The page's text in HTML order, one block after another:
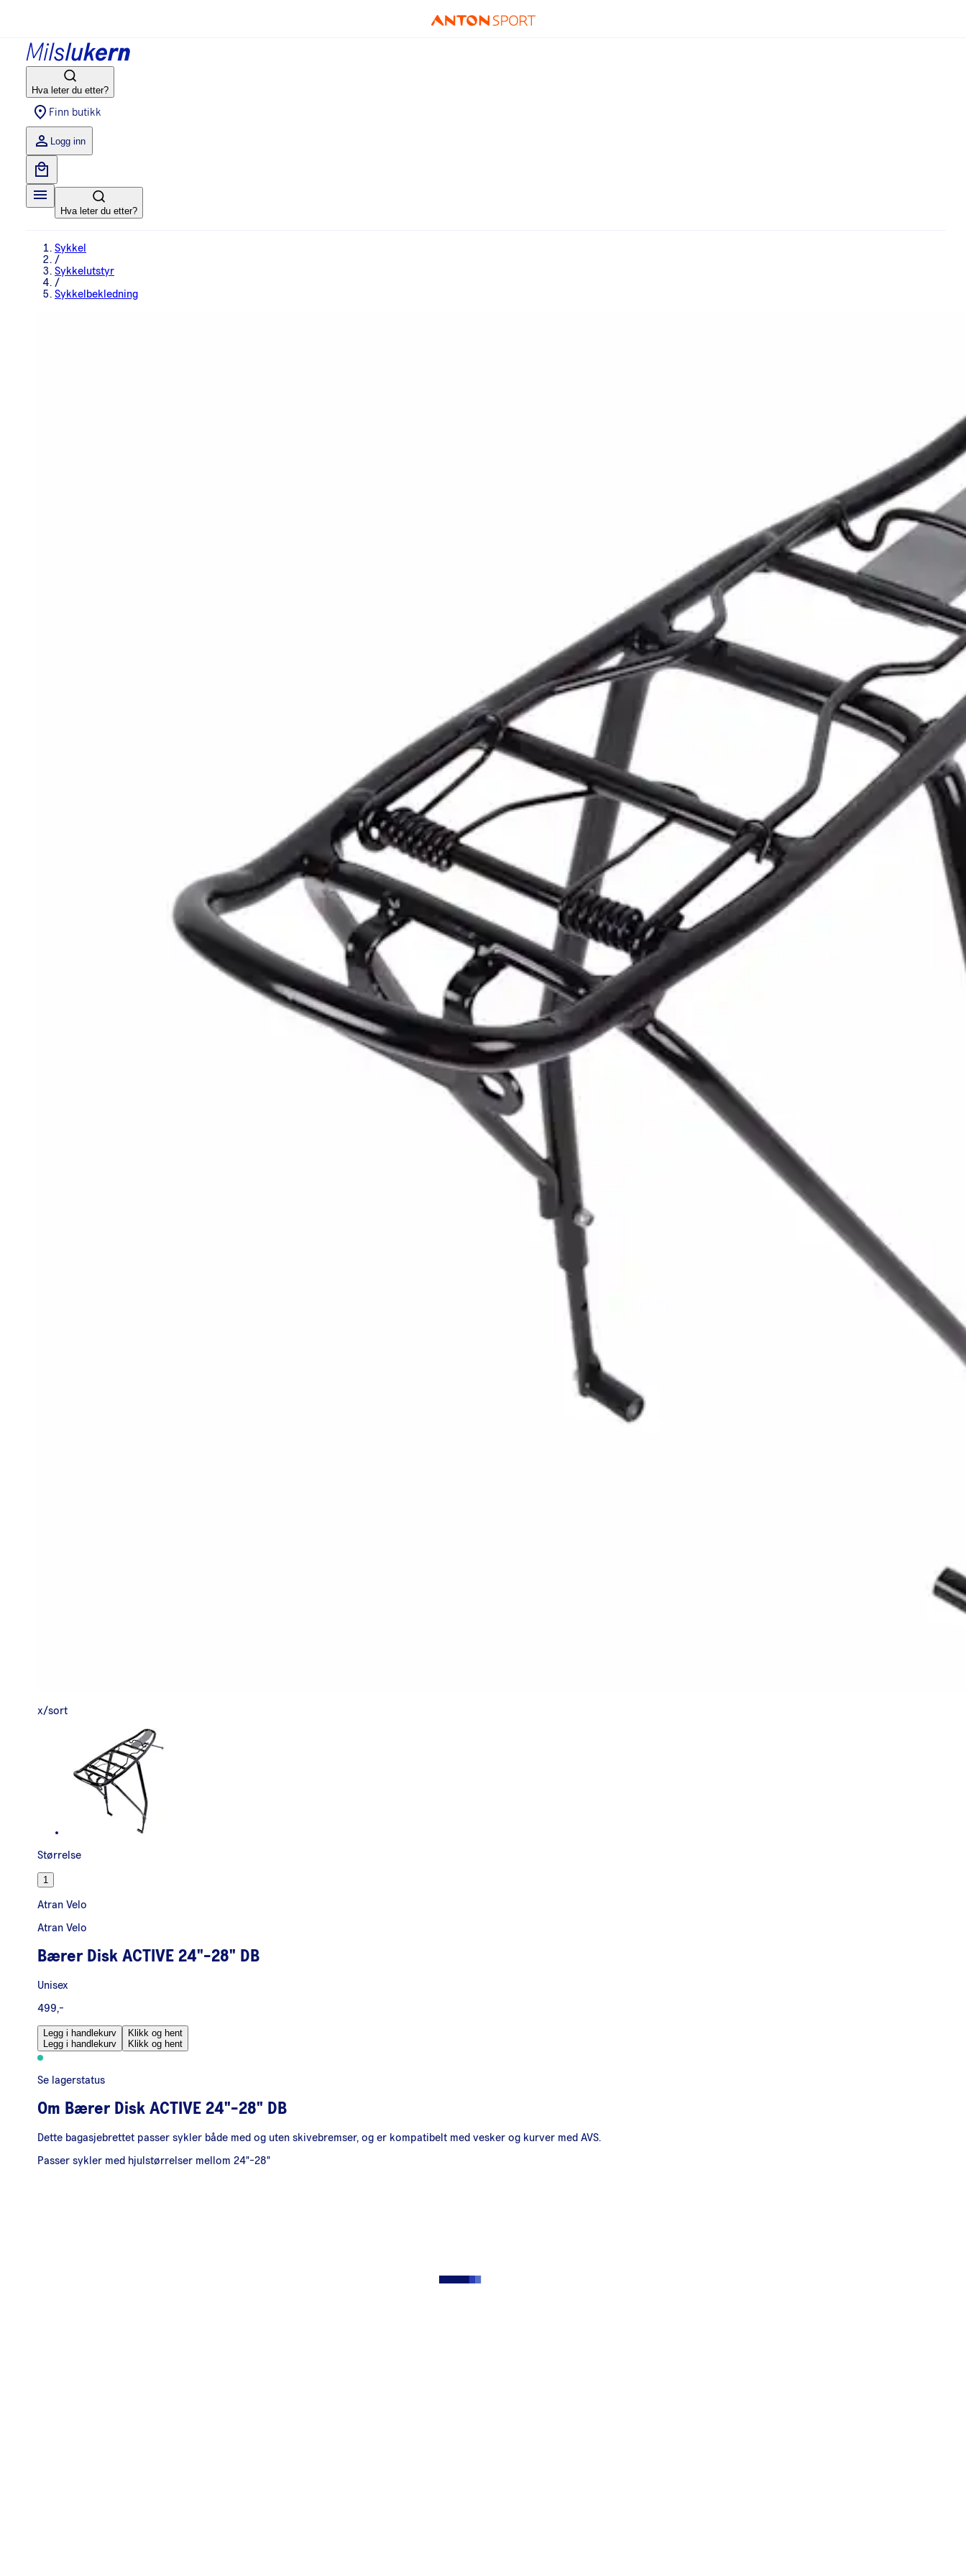
Hva leter du etter?
Finn butikk
Logg inn
Hva leter du etter?
Sykkel
/
Sykkelutstyr
/
Sykkelbekledning
x/sort
Størrelse
1
Atran Velo
Atran Velo
Bærer Disk ACTIVE 24"-28" DB
Unisex
499,-
Legg i handlekurv
Legg i handlekurv
Klikk og hent
Klikk og hent
Se lagerstatus
Om Bærer Disk ACTIVE 24"-28" DB
Dette bagasjebrettet passer sykler både med og uten skivebremser, og er kompatibelt med vesker og kurver med AVS.
Passer sykler med hjulstørrelser mellom 24"-28"